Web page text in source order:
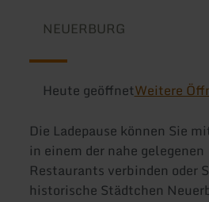
NEUERBURG
Heute geöffnetWeitere
Die Ladepause können Sie
in einem der nahe gelegenen
Restaurants verbinden oder
historische Städtchen